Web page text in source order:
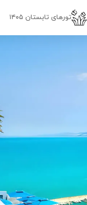
تور‌های تابستان ۱۴۰۵